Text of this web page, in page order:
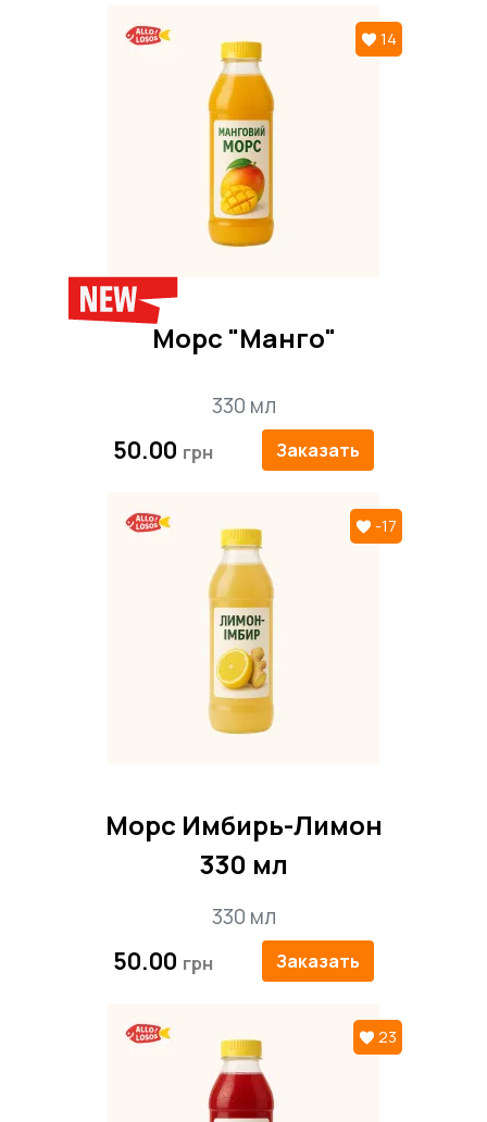
14
Морс "Манго"
330 мл
50.00 Заказать
-17
Морс Имбирь-Лимон
330 мл
330 мл
50.00 Заказать
23